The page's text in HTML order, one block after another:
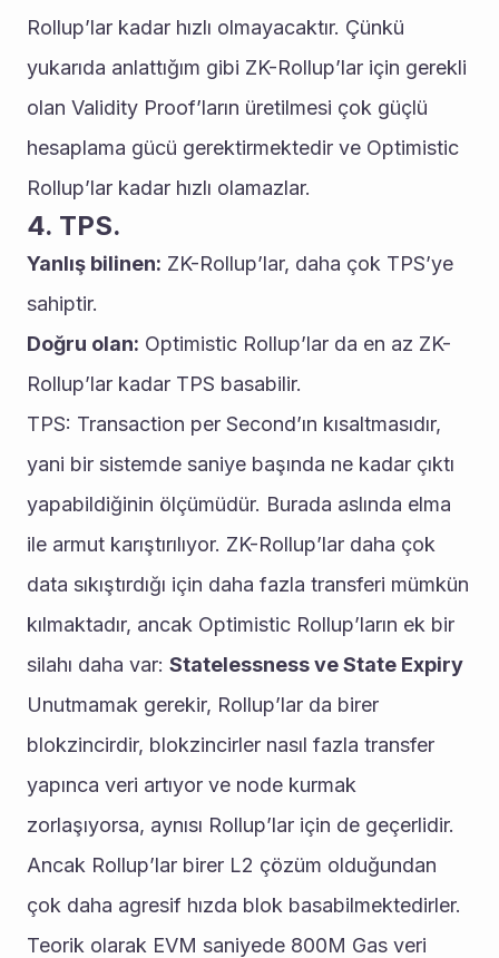
Rollup’lar kadar hızlı olmayacaktır. Çünkü
yukarıda anlattığım gibi ZK-Rollup’lar için gerekli
olan Validity Proof’ların üretilmesi çok güçlü
hesaplama gücü gerektirmektedir ve Optimistic
Rollup’lar kadar hızlı olamazlar.
4. TPS.
Yanlış bilinen: ZK-Rollup’lar, daha çok TPS’ye
sahiptir.
Doğru olan: Optimistic Rollup’lar da en az ZK-
Rollup’lar kadar TPS basabilir.
TPS: Transaction per Second’ın kısaltmasıdır,
yani bir sistemde saniye başında ne kadar çıktı
yapabildiğinin ölçümüdür. Burada aslında elma
ile armut karıştırılıyor. ZK-Rollup’lar daha çok
data sıkıştırdığı için daha fazla transferi mümkün
kılmaktadır, ancak Optimistic Rollup’ların ek bir
silahı daha var: Statelessness ve State Expiry
Unutmamak gerekir, Rollup’lar da birer
blokzincirdir, blokzincirler nasıl fazla transfer
yapınca veri artıyor ve node kurmak
zorlaşıyorsa, aynısı Rollup’lar için de geçerlidir.
Ancak Rollup’lar birer L2 çözüm olduğundan
çok daha agresif hızda blok basabilmektedirler.
Teorik olarak EVM saniyede 800M Gas veri